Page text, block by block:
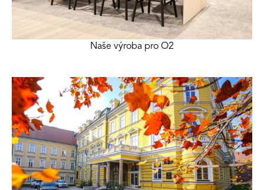
Naše výroba pro O2